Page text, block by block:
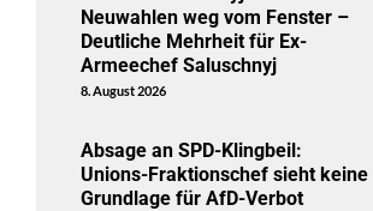
Neuwahlen weg vom Fenster –
Deutliche Mehrheit für Ex-
Armeechef Saluschnyj
8. August 2026
Absage an SPD-Klingbeil:
Unions-Fraktionschef sieht keine
Grundlage für AfD-Verbot